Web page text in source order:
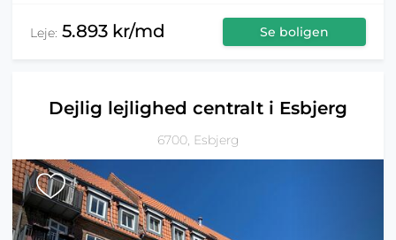
Leje: 5.893 kr/md Se boligen
Dejlig lejlighed centralt i Esbjerg
6700, Esbjerg